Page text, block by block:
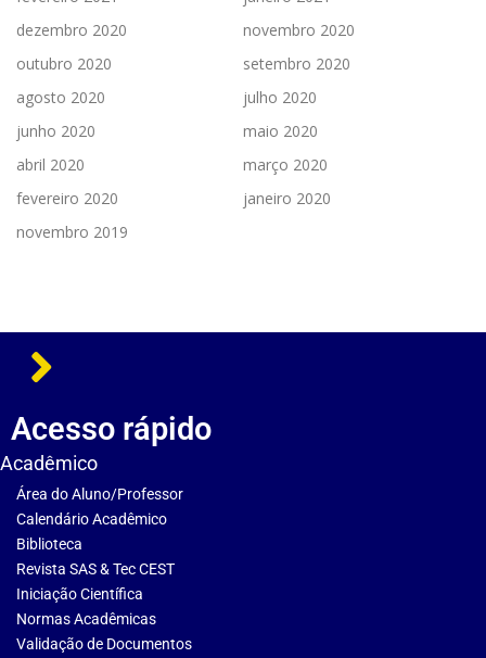
dezembro 2020
novembro 2020
outubro 2020
setembro 2020
agosto 2020
julho 2020
junho 2020
maio 2020
abril 2020
março 2020
fevereiro 2020
janeiro 2020
novembro 2019
Acesso rápido
Acadêmico
Área do Aluno/Professor
Calendário Acadêmico
Biblioteca
Revista SAS & Tec CEST
Iniciação Científica
Normas Acadêmicas
Validação de Documentos